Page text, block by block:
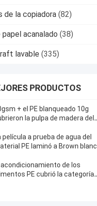
de la copiadora (82)
acanalado (38)
lavable (335)
PRODUCTOS
+ el PE blanqueado 10g
la pulpa de madera del
que embalaban
película a prueba de agua del
PE laminó a Brown
acondicionamiento de los
PE cubrió la categoría